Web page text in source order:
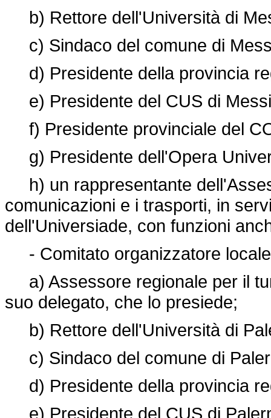
b) Rettore dell'Università di
c) Sindaco del comune di
d) Presidente della provincia
e) Presidente del CUS di
f) Presidente provinciale del
g) Presidente dell'Opera
h) un rappresentante
comunicazioni e i trasporti, in
dell'Universiade, con funzioni
- Comitato organizzatore
a) Assessore regionale per il
suo delegato, che lo presiede;
b) Rettore dell'Università di
c) Sindaco del comune di
d) Presidente della provincia
e) Presidente del CUS di